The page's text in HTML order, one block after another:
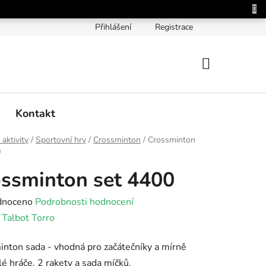
Přihlášení Registrace
Kontakt
aktivity / Sportovní hry / Crossminton / Crossminton
set 4400
Podrobnosti hodnocení
Talbot Torro
sada - vhodná pro začátečníky a mírně
hráče. 2 rakety a sada míčků.